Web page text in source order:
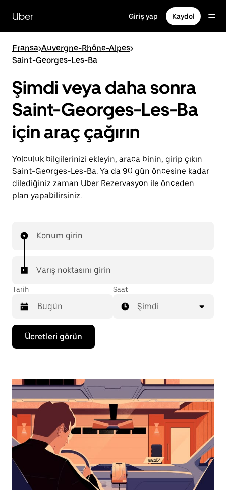
içeriğe
gidinUber Giriş yap Kaydol
Fransa>Auvergne-Rhône-Alpes>
Saint-Georges-Les-Ba
Şimdi veya daha sonra
Saint-Georges-Les-Ba
için araç çağırın
Yolculuk bilgilerinizi ekleyin, araca binin, girip çıkın
Saint-Georges-Les-Ba. Ya da 90 gün öncesine kadar
dilediğiniz zaman Uber Rezervasyon ile önceden
plan yapabilirsiniz.
Konum girin
Varış noktasını girin
Tarih
Takvimle
etkileşime
geçmek
seçmek
aşağı
ok
tuşuna
basın.
Takvimi
kapatmak
için
escape
tuşuna
basın.
Saat
Şimdi
Ücretleri görün